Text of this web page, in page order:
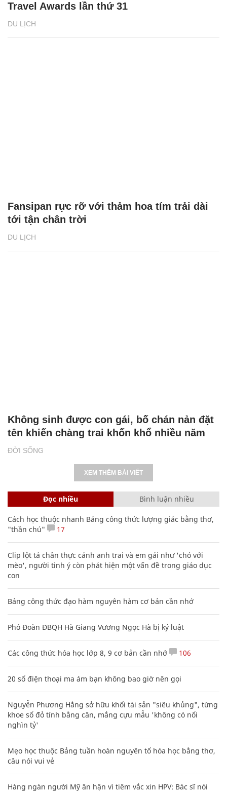
DU LỊCH
Travel Awards lần thứ 31
DU LỊCH
Fansipan rực rỡ với thảm hoa tím trải dài
tới tận chân trời
ĐỜI SỐNG
Không sinh được con gái, bố chán nản đặt
tên khiến chàng trai khốn khổ nhiều năm
XEM THÊM BÀI VIẾT
Đọc nhiều Bình luận nhiều
Cách học thuộc nhanh Bảng công thức lượng giác bằng thơ,
"thần chú"
17
Clip lột tả chân thực cảnh anh trai và em gái như 'chó với
mèo', người tinh ý còn phát hiện một vấn đề trong giáo dục
con
Bảng công thức đạo hàm nguyên hàm cơ bản cần nhớ
Phó Đoàn ĐBQH Hà Giang Vương Ngọc Hà bị kỷ luật
Các công thức hóa học lớp 8, 9 cơ bản cần nhớ 106
20 số điện thoại ma ám bạn không bao giờ nên gọi
Nguyễn Phương Hằng sở hữu khối tài sản "siêu khủng", từng
khoe sổ đỏ tính bằng cân, mắng cựu mẫu 'không có nổi
nghìn tỷ'
Mẹo học thuộc Bảng tuần hoàn nguyên tố hóa học bằng thơ,
câu nói vui vẻ
Hàng ngàn người Mỹ ân hận vì tiêm vắc xin HPV: Bác sĩ nói